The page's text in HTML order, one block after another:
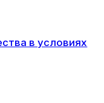
в условиях